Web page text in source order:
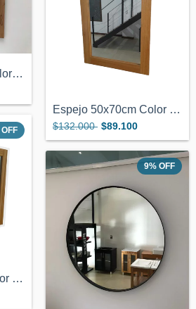
Espejo 1mx70cm Color Miel Marco de Mader...
Espejo 50x70cm Color Miel Marco Madera
$132.000 $89.100
OFF
Espejo 80x70cm Color Miel marco Madera
9% OFF